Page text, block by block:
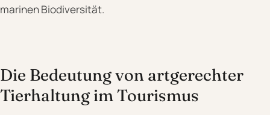
marinen Biodiversität.
Die Bedeutung von artgerechter
Tierhaltung im Tourismus